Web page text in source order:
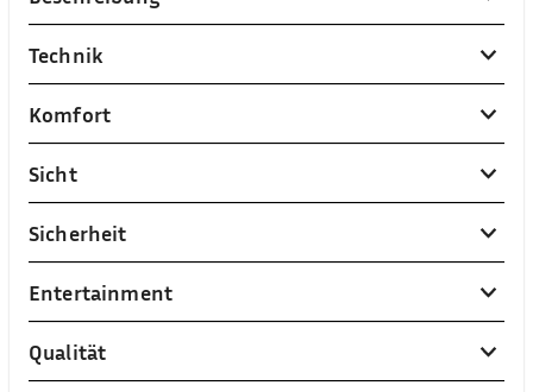
Technik
Komfort
Sicht
Sicherheit
Entertainment
Qualität